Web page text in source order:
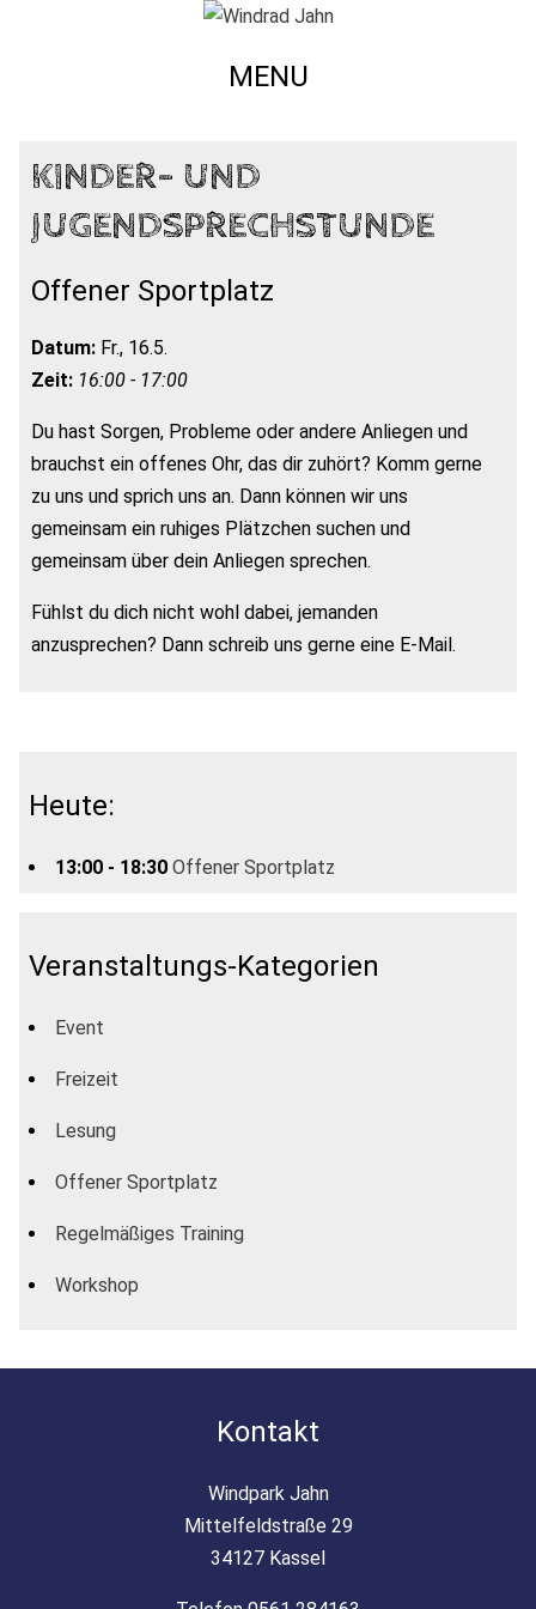
MENU
KINDER- UND
JUGENDSPRECHSTUNDE
Offener Sportplatz
Datum: Fr., 16.5.
Zeit: 16:00 - 17:00
Du hast Sorgen, Probleme oder andere Anliegen und
brauchst ein offenes Ohr, das dir zuhört? Komm gerne
zu uns und sprich uns an. Dann können wir uns
gemeinsam ein ruhiges Plätzchen suchen und
gemeinsam über dein Anliegen sprechen.
Fühlst du dich nicht wohl dabei, jemanden
anzusprechen? Dann schreib uns gerne eine E-Mail.
Heute:
13:00 - 18:30 Offener Sportplatz
Veranstaltungs-Kategorien
Event
Freizeit
Lesung
Offener Sportplatz
Regelmäßiges Training
Workshop
Kontakt
Windpark Jahn
Mittelfeldstraße 29
34127 Kassel